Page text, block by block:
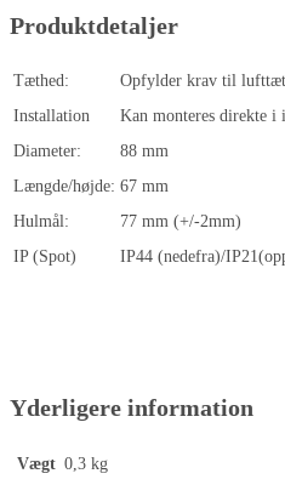
Produktdetaljer
Tæthed:
Opfylder krav til
Installation
Kan monteres direkte i
Diameter:
88 mm
Længde/højde: 67 mm
Hulmål:
77 mm (+/-2mm)
IP (Spot)
IP44 (nedefra)/
Yderligere information
Vægt 0,3 kg